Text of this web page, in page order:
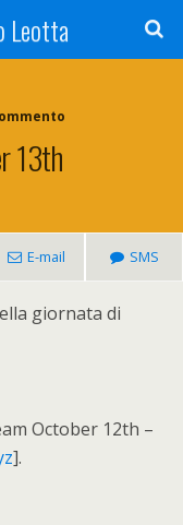
Leotta
13th
E-mail SMS
giornata di
October 12th –
].